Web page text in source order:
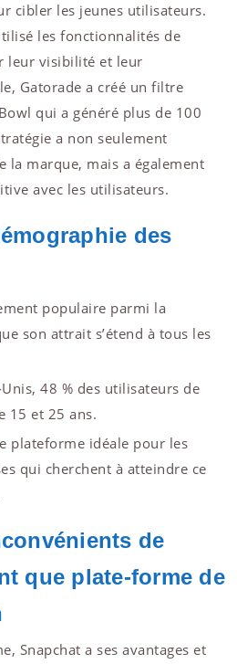
cibler les jeunes utilisateurs.
les fonctionnalités de
leur visibilité et leur
Gatorade a créé un filtre
qui a généré plus de 100
a non seulement
la marque, mais a également
avec les utilisateurs.
des
populaire parmi la
son attrait s’étend à tous les
48 % des utilisateurs de
15 et 25 ans.
plateforme idéale pour les
qui cherchent à atteindre ce
de
que plate-forme de
Snapchat a ses avantages et